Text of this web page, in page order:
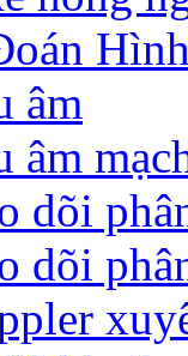
âm
âm
dõi
dõi